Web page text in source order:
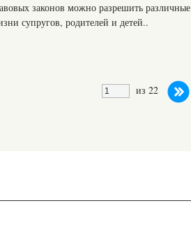
законов можно разрешить различные
супругов, родителей и детей..
из 22